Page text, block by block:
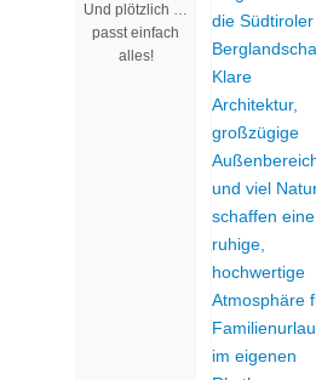
Und plötzlich …
passt einfach
alles!